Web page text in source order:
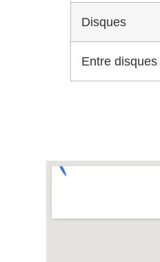
Disques
Entre disques